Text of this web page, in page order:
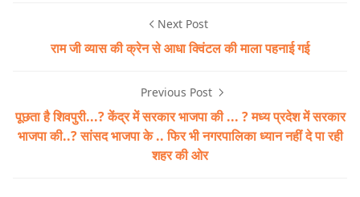
Next Post
राम जी व्यास की क्रेन से आधा क्विंटल की माला पहनाई गई
Previous Post
पूछता है शिवपुरी...? केंद्र में सरकार भाजपा की ... ? मध्य प्रदेश में सरकार
भाजपा की..? सांसद भाजपा के .. फिर भी नगरपालिका ध्यान नहीं दे पा रही
शहर की ओर